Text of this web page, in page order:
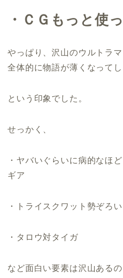
・ＣＧもっと使
やっぱり、沢山のウルトラ
全体的に物語が薄くなってし
という印象でした。
せっかく、
・ヤバいぐらいに病的なほ
ギア
・トライスクワット勢ぞろい
・タロウ対タイガ
など面白い要素は沢山ある